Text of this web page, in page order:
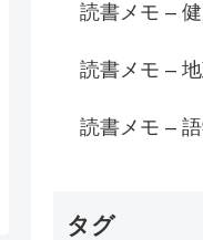
読書メモ –
読書メモ –
読書メモ –
タグ